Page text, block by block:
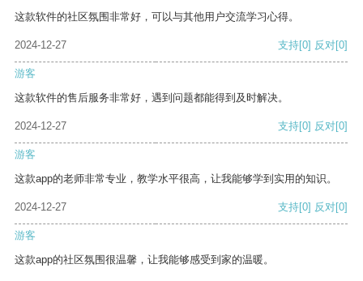
这款软件的社区氛围非常好，可以与其他用户交流学习心得。
2024-12-27 支持[0] 反对[0]
游客
这款软件的售后服务非常好，遇到问题都能得到及时解决。
2024-12-27 支持[0] 反对[0]
游客
这款app的老师非常专业，教学水平很高，让我能够学到实用的知识。
2024-12-27 支持[0] 反对[0]
游客
这款app的社区氛围很温馨，让我能够感受到家的温暖。